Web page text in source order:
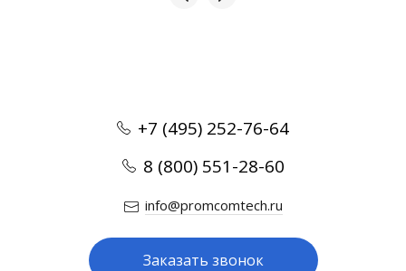
+7 (495) 252-76-64
8 (800) 551-28-60
info@promcomtech.ru
Заказать звонок